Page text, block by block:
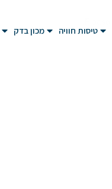
טיסות חוויה מכון בדק